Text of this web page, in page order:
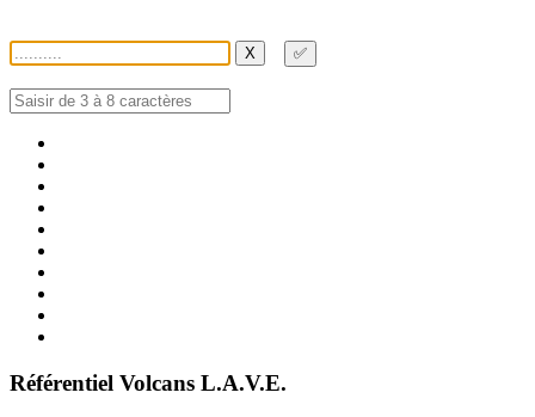
X ✅
Référentiel Volcans L.A.V.E.